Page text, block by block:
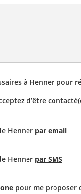
à Henner pour
d’être
Henner par email
Henner par SMS
pour me proposer